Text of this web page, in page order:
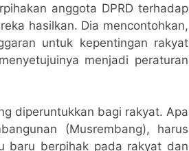
anggota DPRD terhadap
hasilkan. Dia mencontohkan,
untuk kepentingan rakyat
menjadi peraturan
diperuntukkan bagi rakyat. Apa
(Musrembang), harus
baru berpihak pada rakyat dan